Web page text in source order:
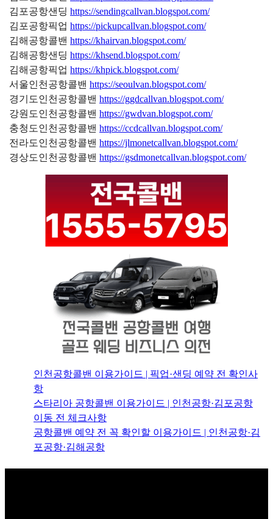
김포공항샌딩https://sendingcallvan.blogspot.com/
김포공항픽업https://pickupcallvan.blogspot.com/
김해공항콜밴https://khairvan.blogspot.com/
김해공항샌딩https://khsend.blogspot.com/
김해공항픽업https://khpick.blogspot.com/
서울인천공항콜밴https://seoulvan.blogspot.com/
경기도인천공항콜밴https://ggdcallvan.blogspot.com/
강원도인천공항콜밴https://gwdvan.blogspot.com/
충청도인천공항콜밴https://ccdcallvan.blogspot.com/
전라도인천공항콜밴https://jlmonetcallvan.blogspot.com/
경상도인천공항콜밴https://gsdmonetcallvan.blogspot.com/
인천공항콜밴 이용가이드 | 픽업·샌딩 예약 전 확인사
항
스타리아 공항콜밴 이용가이드 | 인천공항·김포공항
이동 전 체크사항
공항콜밴 예약 전 꼭 확인할 이용가이드 | 인천공항·김
포공항·김해공항